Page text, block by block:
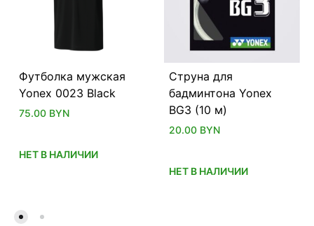
Футболка мужская
Yonex 0023 Black
75.00 BYN
НЕТ В НАЛИЧИИ
Струна для
бадминтона Yonex
BG3 (10 м)
20.00 BYN
НЕТ В НАЛИЧИИ